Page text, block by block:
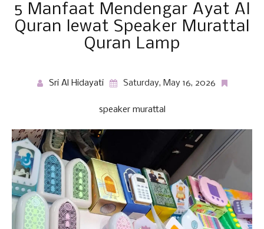
5 Manfaat Mendengar Ayat Al
Quran lewat Speaker Murattal
Quran Lamp
Sri Al Hidayati Saturday, May 16, 2026
speaker murattal